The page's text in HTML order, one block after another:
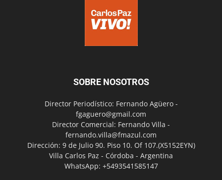
SOBRE NOSOTROS
Director Periodístico: Fernando Agüero -
fgaguero@gmail.com
Director Comercial: Fernando Villa -
fernando.villa@fmazul.com
Dirección: 9 de Julio 90. Piso 10. Of 107.(X5152EYN)
Villa Carlos Paz - Córdoba - Argentina
WhatsApp: +5493541585147